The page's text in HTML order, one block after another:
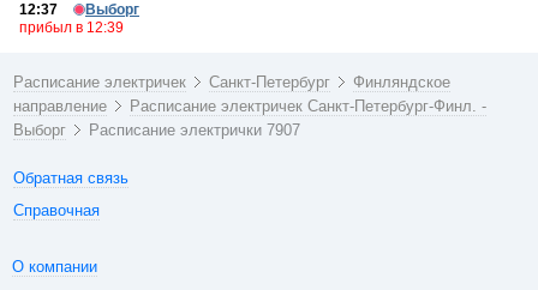
12:37
Выборг
прибыл в 12:39
Расписание электричек Санкт-Петербург
Финляндское
направление
Расписание электричек Санкт-Петербург-Финл. -
Выборг
Расписание электрички 7907
Обратная связь
Справочная
О компании